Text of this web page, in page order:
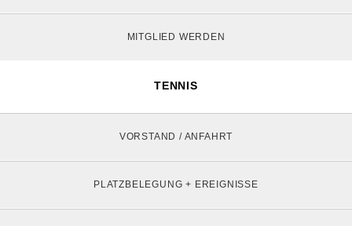
MITGLIED WERDEN
TENNIS
VORSTAND / ANFAHRT
PLATZBELEGUNG + EREIGNISSE